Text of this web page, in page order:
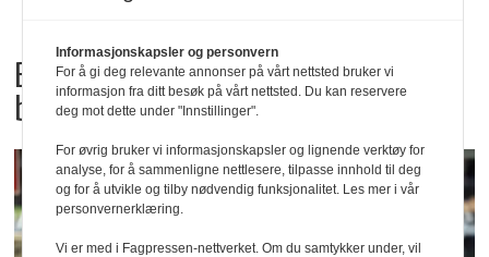
Bama tilbakekaller
babyspinat og babyleaf mix
Informasjonskapsler og personvern
For å gi deg relevante annonser på vårt nettsted bruker vi
informasjon fra ditt besøk på vårt nettsted. Du kan reservere
deg mot dette under "Innstillinger".
For øvrig bruker vi informasjonskapsler og lignende verktøy for
analyse, for å sammenligne nettlesere, tilpasse innhold til deg
og for å utvikle og tilby nødvendig funksjonalitet. Les mer i vår
personvernerklæring.
Vi er med i Fagpressen-nettverket. Om du samtykker under, vil